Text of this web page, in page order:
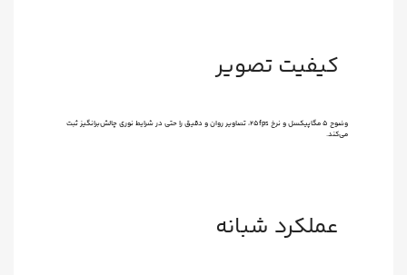
کیفیت تصویر
وضوح ۵ مگاپیکسل و نرخ ۲۵fps، تصاویر روان و دقیق را حتی در شرایط نوری چالش‌برانگیز ثبت
می‌کند.
عملکرد شبانه